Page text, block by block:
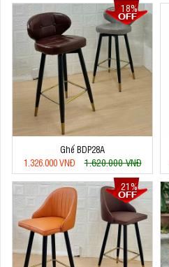
18%
Ghế BDP28A
1.326.000 VNĐ
1.620.000 VNĐ
21%